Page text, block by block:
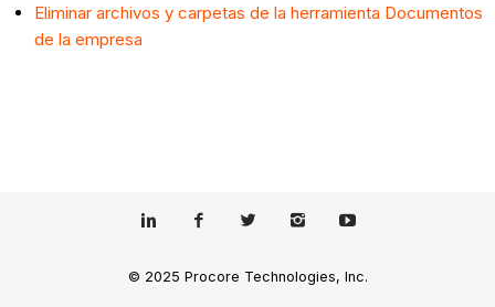
Eliminar archivos y carpetas de la herramienta Documentos
de la empresa
© 2025 Procore Technologies, Inc.